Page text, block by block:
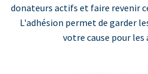
donateurs actifs et faire revenir
L'adhésion permet de garder
votre cause pour les